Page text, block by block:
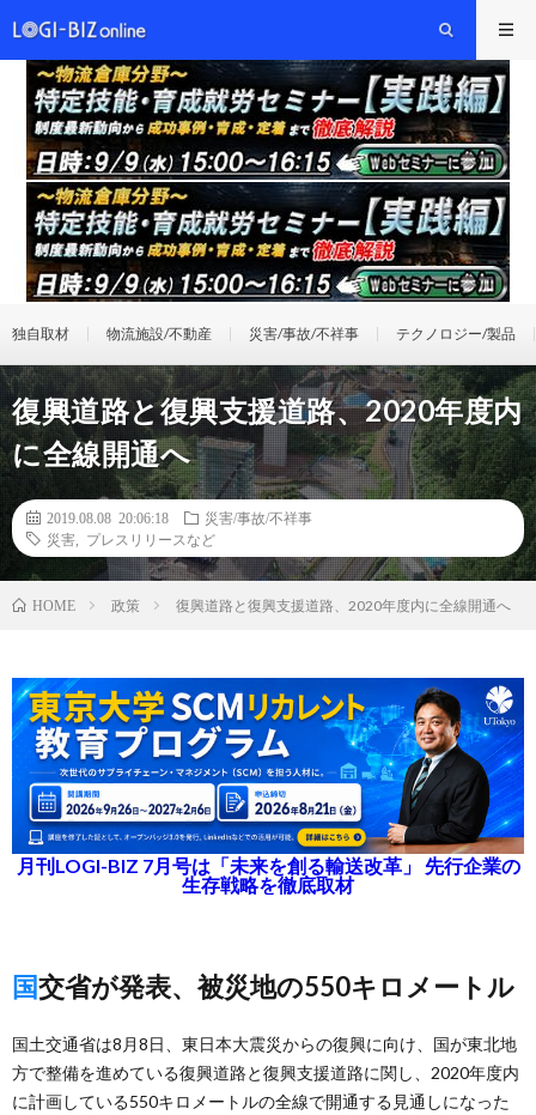
独自取材 物流施設/不動産 災害/事故/不祥事 テクノロジー/製品
復興道路と復興支援道路、2020年度内
に全線開通へ
2019.08.08 20:06:18
災害/事故/不祥事
災害
プレスリリースなど
HOME 政策 復興道路と復興支援道路、2020年度内に全線開通へ
月刊LOGI-BIZ 7月号は「未来を創る輸送改革」 先行企業の
生存戦略を徹底取材
国交省が発表、被災地の550キロメートル
国土交通省は8月8日、東日本大震災からの復興に向け、国が東北地
方で整備を進めている復興道路と復興支援道路に関し、2020年度内
に計画している550キロメートルの全線で開通する見通しになった